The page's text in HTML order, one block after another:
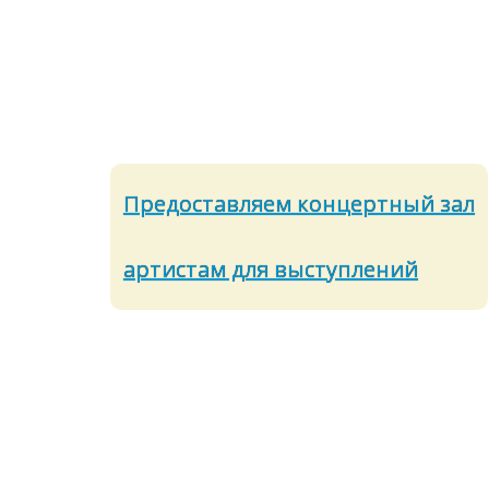
Предоставляем концертный зал
артистам для выступлений